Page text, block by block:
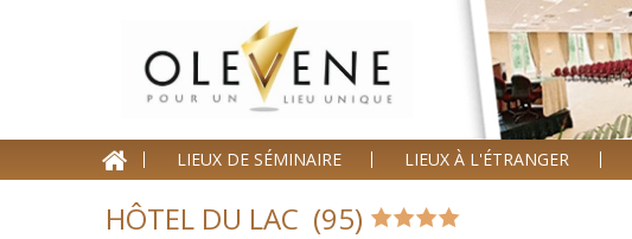
LIEUX DE SÉMINAIRE LIEUX À L'ÉTRANGER
HÔTEL DU LAC (95)
Lieux de séminaire
Lieux à l'étranger